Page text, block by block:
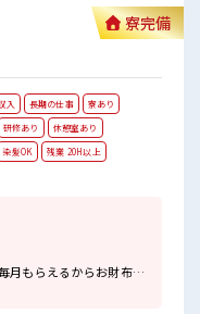
さんも活躍中》 職場の人間
業環境！ 社内設備もバッチ
・自販機・喫煙所・スポ
寮完備
入 長期の仕事
寮あり
研修あり
休憩室あり
染髪OK
残業 20H以上
月もらえるからお財布が